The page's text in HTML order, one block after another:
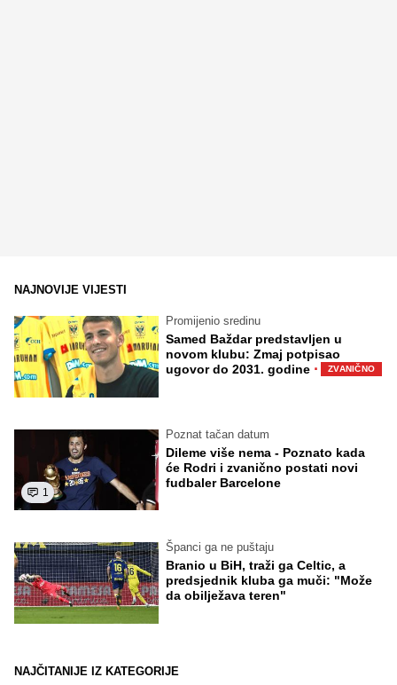
NAJNOVIJE VIJESTI
Promijenio sredinu
Samed Baždar predstavljen u
novom klubu: Zmaj potpisao
ugovor do 2031. godine · ZVANIČNO
1
Poznat tačan datum
Dileme više nema - Poznato kada
će Rodri i zvanično postati novi
fudbaler Barcelone
Španci ga ne puštaju
Branio u BiH, traži ga Celtic, a
predsjednik kluba ga muči: "Može
da obilježava teren"
NAJČITANIJE IZ KATEGORIJE